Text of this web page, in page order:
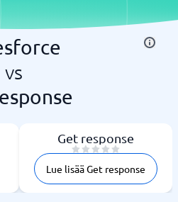
vs
Get response
Lue lisää Get response